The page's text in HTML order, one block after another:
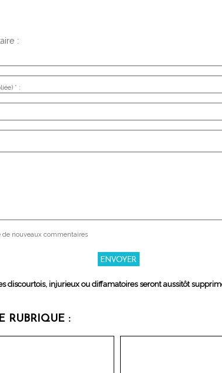
:
* :
de nouveaux commentaires
discourtois, injurieux ou diffamatoires seront aussitôt
RUBRIQUE :